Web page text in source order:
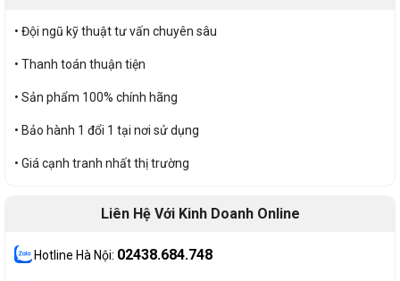
• Đội ngũ kỹ thuật tư vấn chuyên sâu
• Thanh toán thuận tiện
• Sản phẩm 100% chính hãng
• Bảo hành 1 đổi 1 tại nơi sử dụng
• Giá cạnh tranh nhất thị trường
Liên Hệ Với Kinh Doanh Online
Hotline Hà Nội: 02438.684.748